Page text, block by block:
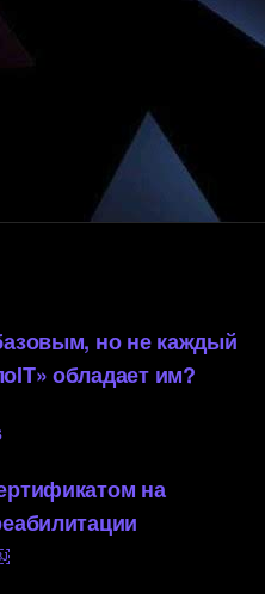
но не каждый
обладает им?
на